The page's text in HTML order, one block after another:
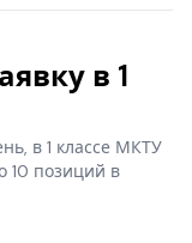
в 1
в 1 классе МКТУ
10 позиций в